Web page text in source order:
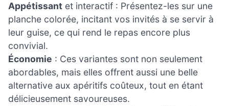
Appétissant et interactif : Présentez-les sur une
planche colorée, incitant vos invités à se servir à
leur guise, ce qui rend le repas encore plus
convivial.
Économie : Ces variantes sont non seulement
abordables, mais elles offrent aussi une belle
alternative aux apéritifs coûteux, tout en étant
délicieusement savoureuses.